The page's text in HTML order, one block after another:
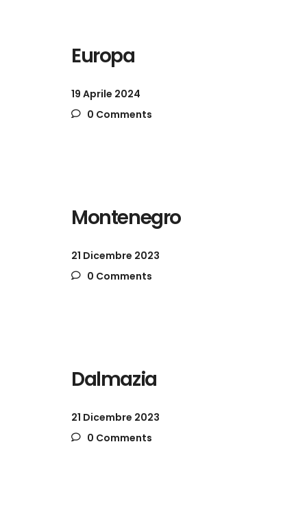
Europa
19 Aprile 2024
0 Comments
Montenegro
21 Dicembre 2023
0 Comments
Dalmazia
21 Dicembre 2023
0 Comments